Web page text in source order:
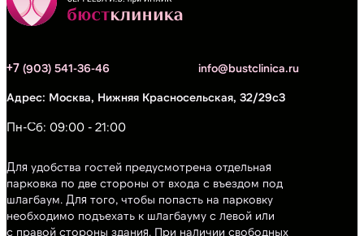
+7 (903) 541-36-46 info@bustclinica.ru
Москва, Нижняя Красносельская, 32/29с3
Пн-Сб: 09:00 - 21:00
Для удобства гостей предусмотрена отдельная
парковка по две стороны от входа с въездом под
шлагбаум. Для того, чтобы попасть на парковку
необходимо подъехать к шлагбауму с левой или
с правой стороны здания. При наличии свободных